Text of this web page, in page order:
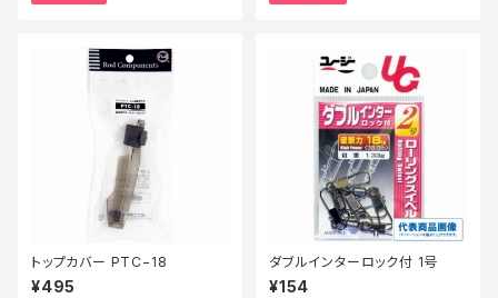
トップカバー PTC−18
¥495
ダブルインターロック付 1号
¥154